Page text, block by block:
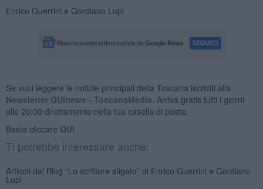
Enrico Guerrini e Gordiano Lupi
Se vuoi leggere le notizie principali della Toscana iscriviti alla
Newsletter QUInews - ToscanaMedia. Arriva gratis tutti i giorni
alle 20:00 direttamente nella tua casella di posta.
Basta cliccare QUI
Ti potrebbe interessare anche:
Articoli dal Blog “Lo scrittore sfigato” di Enrico Guerrini e Gordiano
Lupi